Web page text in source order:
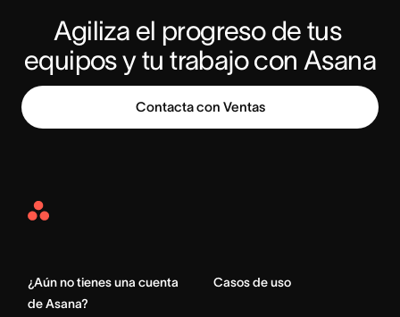
Agiliza el progreso de tus
equipos y tu trabajo con Asana
Contacta con Ventas
Asana
¿Aún no tienes una cuenta
de Asana?
Casos de uso